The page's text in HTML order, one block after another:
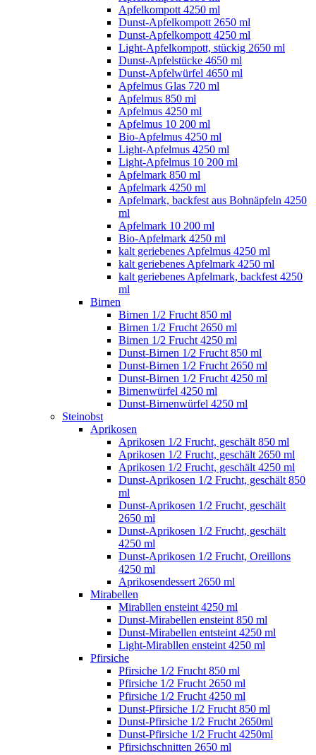
Apfelkompott 4250 ml
Dunst-Apfelkompott 2650 ml
Dunst-Apfelkompott 4250 ml
Light-Apfelkompott, stückig 2650 ml
Dunst-Apfelstücke 4650 ml
Dunst-Apfelwürfel 4650 ml
Apfelmus Glas 720 ml
Apfelmus 850 ml
Apfelmus 4250 ml
Apfelmus 10 200 ml
Bio-Apfelmus 4250 ml
Light-Apfelmus 4250 ml
Light-Apfelmus 10 200 ml
Apfelmark 850 ml
Apfelmark 4250 ml
Apfelmark, backfest aus Bohnäpfeln 4250
ml
Apfelmark 10 200 ml
Bio-Apfelmark 4250 ml
kalt geriebenes Apfelmus 4250 ml
kalt geriebenes Apfelmark 4250 ml
kalt geriebenes Apfelmark, backfest 4250
ml
Birnen
Birnen 1/2 Frucht 850 ml
Birnen 1/2 Frucht 2650 ml
Birnen 1/2 Frucht 4250 ml
Dunst-Birnen 1/2 Frucht 850 ml
Dunst-Birnen 1/2 Frucht 2650 ml
Dunst-Birnen 1/2 Frucht 4250 ml
Birnenwürfel 4250 ml
Dunst-Birnenwürfel 4250 ml
Steinobst
Aprikosen
Aprikosen 1/2 Frucht, geschält 850 ml
Aprikosen 1/2 Frucht, geschält 2650 ml
Aprikosen 1/2 Frucht, geschält 4250 ml
Dunst-Aprikosen 1/2 Frucht, geschält 850
ml
Dunst-Aprikosen 1/2 Frucht, geschält
2650 ml
Dunst-Aprikosen 1/2 Frucht, geschält
4250 ml
Dunst-Aprikosen 1/2 Frucht, Oreillons
4250 ml
Aprikosendessert 2650 ml
Mirabellen
Mirabllen ensteint 4250 ml
Dunst-Mirabellen ensteint 850 ml
Dunst-Mirabellen entsteint 4250 ml
Light-Mirabllen ensteint 4250 ml
Pfirsiche
Pfirsiche 1/2 Frucht 850 ml
Pfirsiche 1/2 Frucht 2650 ml
Pfirsiche 1/2 Frucht 4250 ml
Dunst-Pfirsiche 1/2 Frucht 850 ml
Dunst-Pfirsiche 1/2 Frucht 2650ml
Dunst-Pfirsiche 1/2 Frucht 4250ml
Pfirsichschnitten 2650 ml